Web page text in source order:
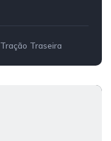
Tração Traseira